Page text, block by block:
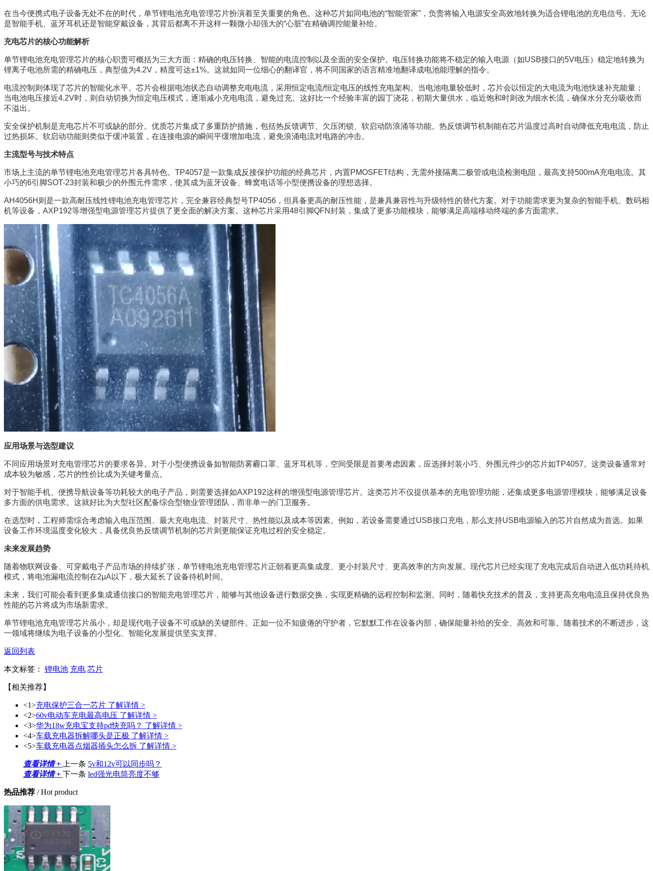
在当今便携式电子设备无处不在的时代，单节锂电池充电管理芯片扮演着至关重要的角色。这种芯片如同电池的“智能管家”，负责将输入电源安全高效地转换为适合锂电池的充电信号。无论
是智能手机、蓝牙耳机还是智能穿戴设备，其背后都离不开这样一颗微小却强大的“心脏”在精确调控能量补给。
充电芯片的核心功能解析
单节锂电池充电管理芯片的核心职责可概括为三大方面：精确的电压转换、智能的电流控制以及全面的安全保护。电压转换功能将不稳定的输入电源（如USB接口的5V电压）稳定地转换为
锂离子电池所需的精确电压，典型值为4.2V，精度可达±1%。这就如同一位细心的翻译官，将不同国家的语言精准地翻译成电池能理解的指令。
电流控制则体现了芯片的智能化水平。芯片会根据电池状态自动调整充电电流，采用恒定电流/恒定电压的线性充电架构。当电池电量较低时，芯片会以恒定的大电流为电池快速补充能量；
当电池电压接近4.2V时，则自动切换为恒定电压模式，逐渐减小充电电流，避免过充。这好比一个经验丰富的园丁浇花，初期大量供水，临近饱和时则改为细水长流，确保水分充分吸收而
不溢出。
安全保护机制是充电芯片不可或缺的部分。优质芯片集成了多重防护措施，包括热反馈调节、欠压闭锁、软启动防浪涌等功能。热反馈调节机制能在芯片温度过高时自动降低充电电流，防止
过热损坏。软启动功能则类似于缓冲装置，在连接电源的瞬间平缓增加电流，避免浪涌电流对电路的冲击。
主流型号与技术特点
市场上主流的单节锂电池充电管理芯片各具特色。TP4057是一款集成反接保护功能的经典芯片，内置PMOSFET结构，无需外接隔离二极管或电流检测电阻，最高支持500mA充电电流。其
小巧的6引脚SOT-23封装和极少的外围元件需求，使其成为蓝牙设备、蜂窝电话等小型便携设备的理想选择。
AH4056H则是一款高耐压线性锂电池充电管理芯片，完全兼容经典型号TP4056，但具备更高的耐压性能，是兼具兼容性与升级特性的替代方案。对于功能需求更为复杂的智能手机、数码相
机等设备，AXP192等增强型电源管理芯片提供了更全面的解决方案。这种芯片采用48引脚QFN封装，集成了更多功能模块，能够满足高端移动终端的多方面需求。
应用场景与选型建议
不同应用场景对充电管理芯片的要求各异。对于小型便携设备如智能防雾霾口罩、蓝牙耳机等，空间受限是首要考虑因素，应选择封装小巧、外围元件少的芯片如TP4057。这类设备通常对
成本较为敏感，芯片的性价比成为关键考量点。
对于智能手机、便携导航设备等功耗较大的电子产品，则需要选择如AXP192这样的增强型电源管理芯片。这类芯片不仅提供基本的充电管理功能，还集成更多电源管理模块，能够满足设备
多方面的供电需求。这就好比为大型社区配备综合型物业管理团队，而非单一的门卫服务。
在选型时，工程师需综合考虑输入电压范围、最大充电电流、封装尺寸、热性能以及成本等因素。例如，若设备需要通过USB接口充电，那么支持USB电源输入的芯片自然成为首选。如果
设备工作环境温度变化较大，具备优良热反馈调节机制的芯片则更能保证充电过程的安全稳定。
未来发展趋势
随着物联网设备、可穿戴电子产品市场的持续扩张，单节锂电池充电管理芯片正朝着更高集成度、更小封装尺寸、更高效率的方向发展。现代芯片已经实现了充电完成后自动进入低功耗待机
模式，将电池漏电流控制在2μA以下，极大延长了设备待机时间。
未来，我们可能会看到更多集成通信接口的智能充电管理芯片，能够与其他设备进行数据交换，实现更精确的远程控制和监测。同时，随着快充技术的普及，支持更高充电电流且保持优良热
性能的芯片将成为市场新需求。
单节锂电池充电管理芯片虽小，却是现代电子设备不可或缺的关键部件。正如一位不知疲倦的守护者，它默默工作在设备内部，确保能量补给的安全、高效和可靠。随着技术的不断进步，这
一领域将继续为电子设备的小型化、智能化发展提供坚实支撑。
返回列表
本文标签： 锂电池 充电 芯片
【相关推荐】
<1>充电保护三合一芯片 了解详情 >
<2>60v电动车充电最高电压 了解详情 >
<3>华为18w充电宝支持pd快充吗？ 了解详情 >
<4>车载充电器拆解哪头是正极 了解详情 >
<5>车载充电器点烟器插头怎么拆 了解详情 >
查看详情 + 上一条 5v和12v可以同步吗？
查看详情 + 下一条 led强光电筒亮度不够
热品推荐 / Hot product